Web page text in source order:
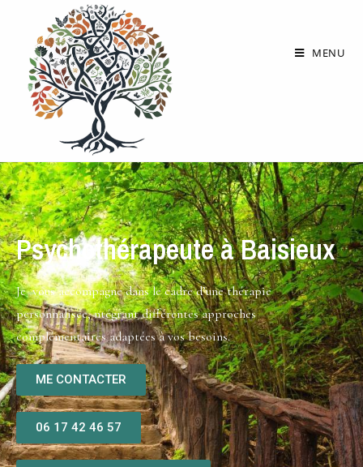
MENU
Psychothérapeute à Baisieux
Je vous accompagne dans le cadre d’une thérapie
personnalisée, ntégrant différentes approches
complémentaires adaptées à vos besoins.
ME CONTACTER
06 17 42 46 57